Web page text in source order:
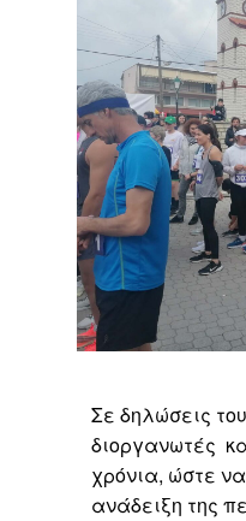
Σε δηλώσεις
διοργανωτές
χρόνια, ώστε
ανάδειξη της